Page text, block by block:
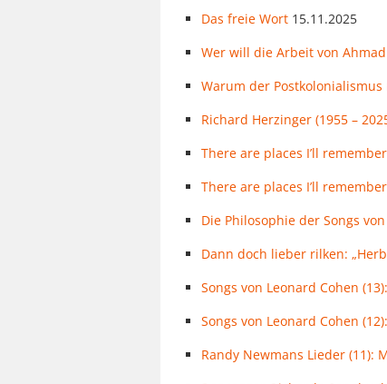
Das freie Wort 15.11.2025
Wer will die Arbeit von
Warum der
Richard Herzinger (1955 –
There are places I’ll
There are places I’ll
Die Philosophie der Songs
Dann doch lieber rilken:
Songs von Leonard Cohen
Songs von Leonard Cohen
Randy Newmans Lieder (11):